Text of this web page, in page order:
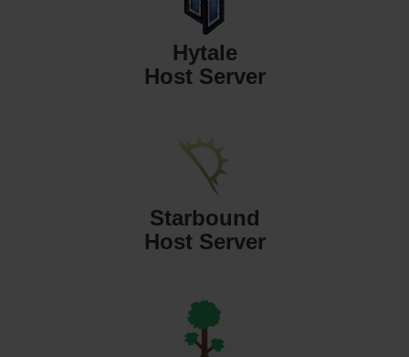
Hytale
Host Server
Starbound
Host Server